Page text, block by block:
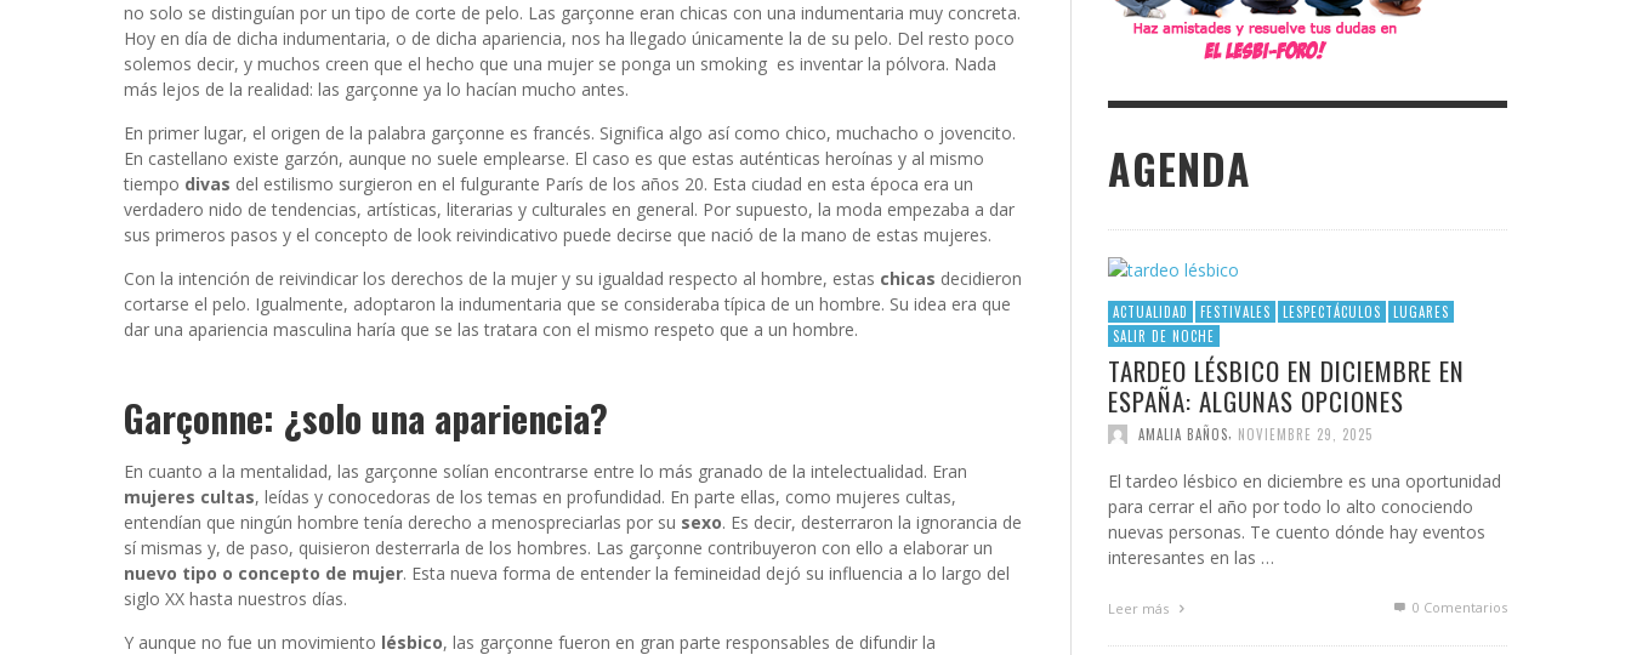
INFIELES
no solo se distinguían por un tipo de corte de pelo. Las garçonne eran chicas con una indumentaria muy concreta.
Hoy en día de dicha indumentaria, o de dicha apariencia, nos ha llegado únicamente la de su pelo. Del resto poco
solemos decir, y muchos creen que el hecho que una mujer se ponga un smoking es inventar la pólvora. Nada
más lejos de la realidad: las garçonne ya lo hacían mucho antes.
En primer lugar, el origen de la palabra garçonne es francés. Significa algo así como chico, muchacho o jovencito.
En castellano existe garzón, aunque no suele emplearse. El caso es que estas auténticas heroínas y al mismo
tiempo divas del estilismo surgieron en el fulgurante París de los años 20. Esta ciudad en esta época era un
verdadero nido de tendencias, artísticas, literarias y culturales en general. Por supuesto, la moda empezaba a dar
sus primeros pasos y el concepto de look reivindicativo puede decirse que nació de la mano de estas mujeres.
Con la intención de reivindicar los derechos de la mujer y su igualdad respecto al hombre, estas chicas decidieron
cortarse el pelo. Igualmente, adoptaron la indumentaria que se consideraba típica de un hombre. Su idea era que
dar una apariencia masculina haría que se las tratara con el mismo respeto que a un hombre.
Garçonne: ¿solo una apariencia?
En cuanto a la mentalidad, las garçonne solían encontrarse entre lo más granado de la intelectualidad. Eran
mujeres cultas, leídas y conocedoras de los temas en profundidad. En parte ellas, como mujeres cultas,
entendían que ningún hombre tenía derecho a menospreciarlas por su sexo. Es decir, desterraron la ignorancia de
sí mismas y, de paso, quisieron desterrarla de los hombres. Las garçonne contribuyeron con ello a elaborar un
nuevo tipo o concepto de mujer. Esta nueva forma de entender la femineidad dejó su influencia a lo largo del
siglo XX hasta nuestros días.
Y aunque no fue un movimiento lésbico, las garçonne fueron en gran parte responsables de difundir la
AGENDA
ACTUALIDAD FESTIVALES LESPECTÁCULOS
LUGARES
SALIR DE NOCHE
TARDEO LÉSBICO EN DICIEMBRE EN
ESPAÑA: ALGUNAS OPCIONES
AMALIA BAÑOS NOVIEMBRE 29, 2025
El tardeo lésbico en diciembre es una oportunidad
para cerrar el año por todo lo alto conociendo
nuevas personas. Te cuento dónde hay eventos
interesantes en las …
Leer más 0 Comentarios